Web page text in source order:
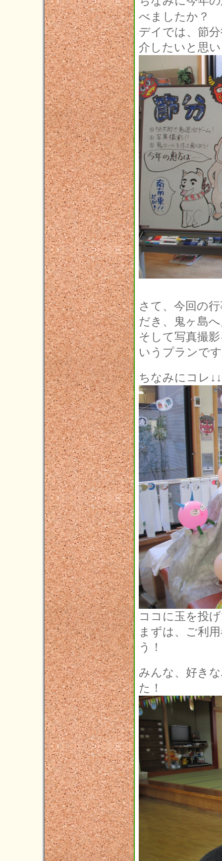
べましたか？
デイでは、節
介したいと思
さて、今回の
だき、鬼ヶ島
そして写真撮
いうプランで
ちなみにコレ
ココに玉を投
まずは、ご利
う！
みんな、好き
た！